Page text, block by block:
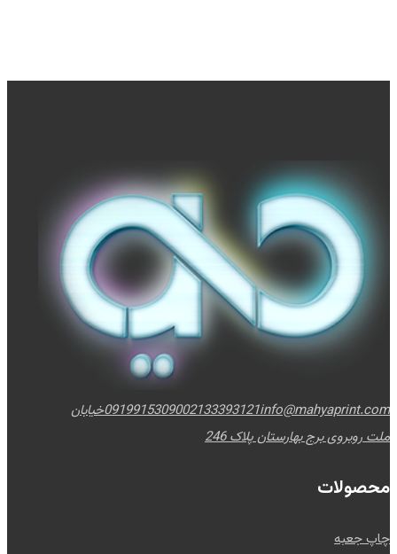
0919915309002133393121info@mahyaprint.com
خیابان
ملت روبروی برج بهارستان پلاک 246
محصولات
چاپ جعبه